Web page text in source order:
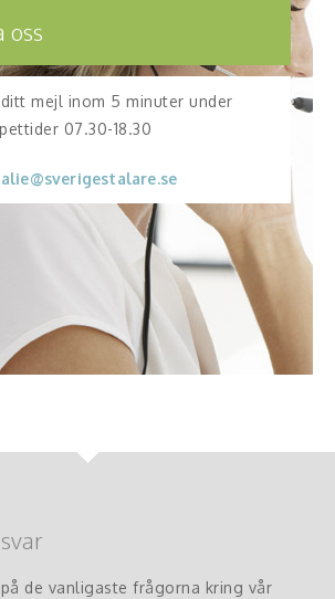
oss
mejl inom 5 minuter under
07.30-18.30
de vanligaste frågorna kring vår